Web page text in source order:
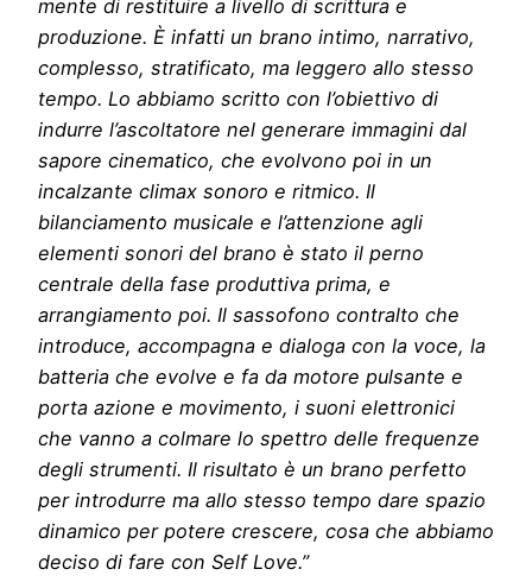
mente di restituire a livello di scrittura e
produzione. È infatti un brano intimo, narrativo,
complesso, stratificato, ma leggero allo stesso
tempo. Lo abbiamo scritto con l’obiettivo di
indurre l’ascoltatore nel generare immagini dal
sapore cinematico, che evolvono poi in un
incalzante climax sonoro e ritmico. Il
bilanciamento musicale e l’attenzione agli
elementi sonori del brano è stato il perno
centrale della fase produttiva prima, e
arrangiamento poi. Il sassofono contralto che
introduce, accompagna e dialoga con la voce, la
batteria che evolve e fa da motore pulsante e
porta azione e movimento, i suoni elettronici
che vanno a colmare lo spettro delle frequenze
degli strumenti. Il risultato è un brano perfetto
per introdurre ma allo stesso tempo dare spazio
dinamico per potere crescere, cosa che abbiamo
deciso di fare con Self Love.”